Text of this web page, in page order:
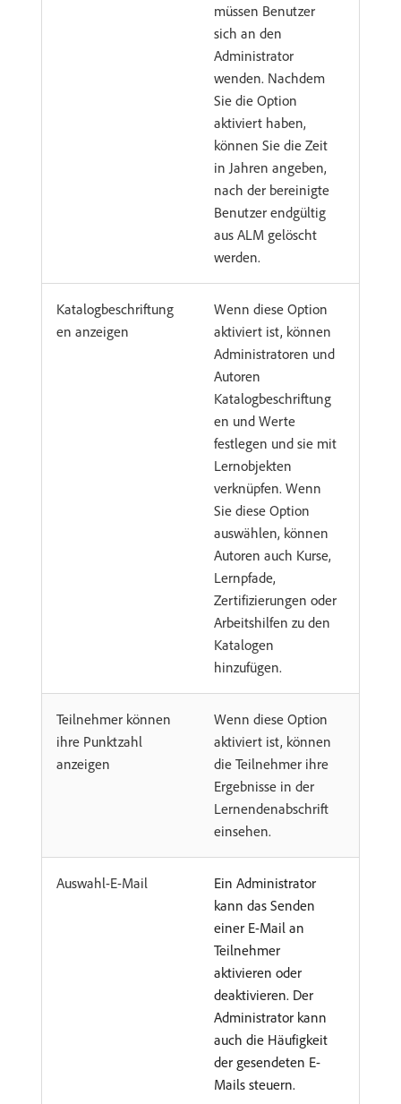
müssen Benutzer
sich an den
Administrator
wenden. Nachdem
Sie die Option
aktiviert haben,
können Sie die Zeit
in Jahren angeben,
nach der bereinigte
Benutzer endgültig
aus ALM gelöscht
werden.
Katalogbeschriftung
en anzeigen
Wenn diese Option
aktiviert ist, können
Administratoren und
Autoren
Katalogbeschriftung
en und Werte
festlegen und sie mit
Lernobjekten
verknüpfen. Wenn
Sie diese Option
auswählen, können
Autoren auch Kurse,
Lernpfade,
Zertifizierungen oder
Arbeitshilfen zu den
Katalogen
hinzufügen.
Teilnehmer können
ihre Punktzahl
anzeigen
Wenn diese Option
aktiviert ist, können
die Teilnehmer ihre
Ergebnisse in der
Lernendenabschrift
einsehen.
Auswahl-E-Mail
Ein Administrator
kann das Senden
einer E-Mail an
Teilnehmer
aktivieren oder
deaktivieren. Der
Administrator kann
auch die Häufigkeit
der gesendeten E-
Mails steuern.